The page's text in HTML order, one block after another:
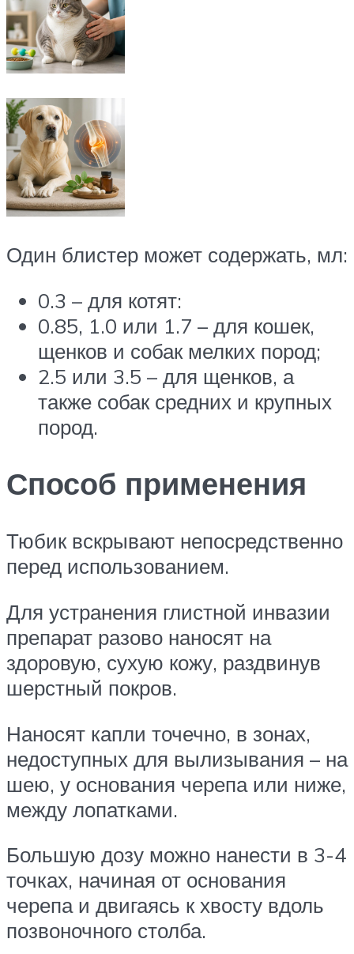
Один блистер может содержать, мл:
0.3 – для котят:
0.85, 1.0 или 1.7 – для кошек,
щенков и собак мелких пород;
2.5 или 3.5 – для щенков, а
также собак средних и крупных
пород.
Способ применения
Тюбик вскрывают непосредственно
перед использованием.
Для устранения глистной инвазии
препарат разово наносят на
здоровую, сухую кожу, раздвинув
шерстный покров.
Наносят капли точечно, в зонах,
недоступных для вылизывания – на
шею, у основания черепа или ниже,
между лопатками.
Большую дозу можно нанести в 3-4
точках, начиная от основания
черепа и двигаясь к хвосту вдоль
позвоночного столба.